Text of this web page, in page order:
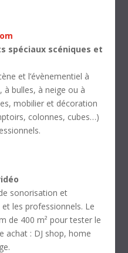
spéciaux scéniques et
et l’évènementiel à
à bulles, à neige ou à
mobilier et décoration
colonnes, cubes…)
sonorisation et
et les professionnels. Le
de 400 m² pour tester le
achat : DJ shop, home